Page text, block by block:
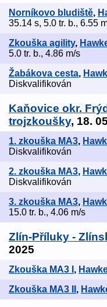
Norníkovo bludiště,
35.14 s, 5.0 tr. b., 6.55
Zkouška agility,
5.0 tr. b., 4.86 m/s
Žabákova cesta,
Diskvalifikován
Kaňovice okr.
trojzkoušky, 18.
1. zkouška MA3,
Diskvalifikován
2. zkouška MA3,
Diskvalifikován
3. zkouška MA3,
15.0 tr. b., 4.06 m/s
Zlín-Příluky -
2025
Zkouška MA3 I ,
Zkouška MA3 II ,